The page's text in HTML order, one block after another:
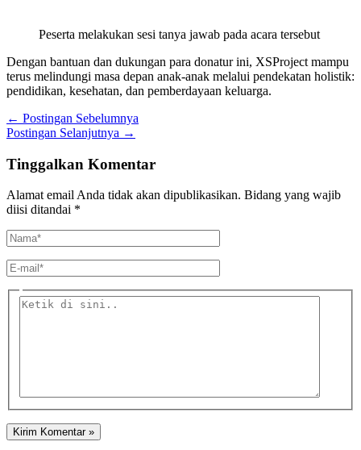
Peserta melakukan sesi tanya jawab pada acara tersebut
Dengan bantuan dan dukungan para donatur ini, XSProject mampu
terus melindungi masa depan anak-anak melalui pendekatan holistik:
pendidikan, kesehatan, dan pemberdayaan keluarga.
← Postingan Sebelumnya
Postingan Selanjutnya →
Tinggalkan Komentar
Alamat email Anda tidak akan dipublikasikan. Bidang yang wajib
diisi ditandai *
Nama*
E-
mail*
Ketik